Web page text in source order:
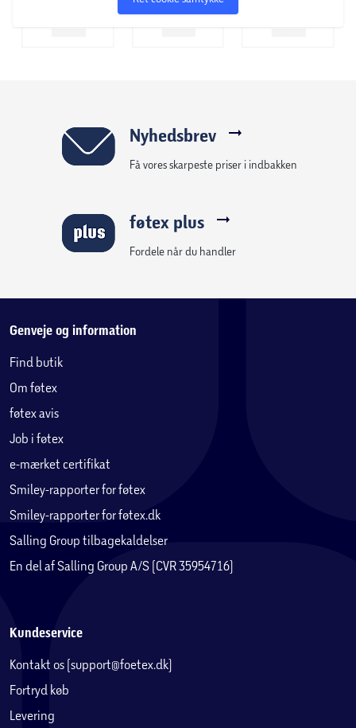
Nyhedsbrev
Få vores skarpeste priser i indbakken
føtex plus
Fordele når du handler
Genveje og information
Find butik
Om føtex
føtex avis
Job i føtex
e-mærket certifikat
Smiley-rapporter for føtex
Smiley-rapporter for føtex.dk
Salling Group tilbagekaldelser
En del af Salling Group A/S (CVR 35954716)
Kundeservice
Kontakt os (support@foetex.dk)
Fortryd køb
Levering